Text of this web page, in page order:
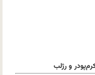
و رژلب